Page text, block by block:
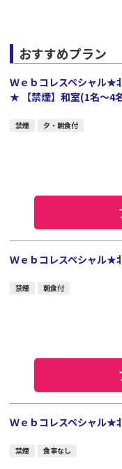
おすすめプラン
Ｗｅｂコレスペシャル★
★ 【禁煙】和室(1名～4
禁煙 夕・朝食付
Ｗｅｂコレスペシャル★
禁煙 朝食付
Ｗｅｂコレスペシャル★
禁煙 食事なし